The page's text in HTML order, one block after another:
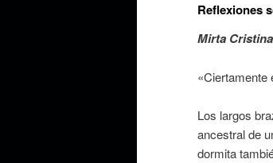
Reflexiones
Mirta
«Ciertamente
Los largos
ancestral de
dormita